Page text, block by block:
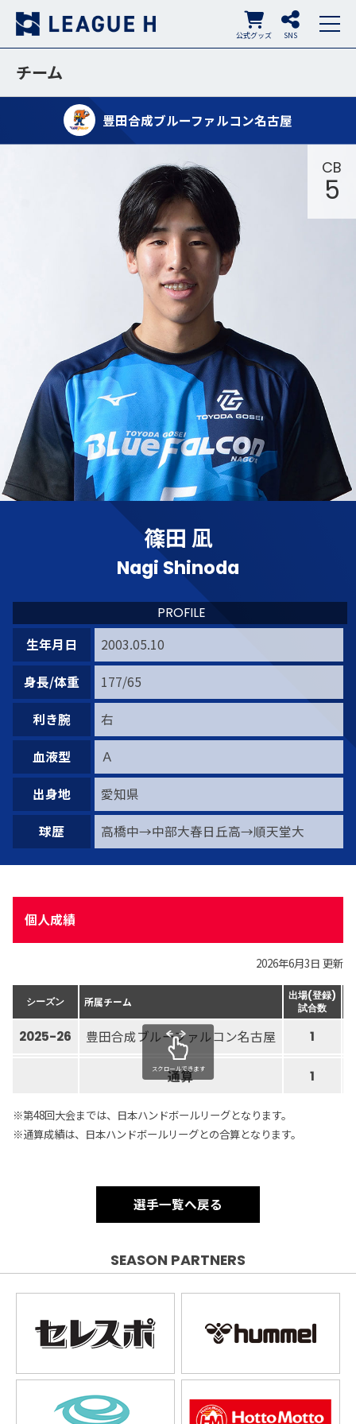
SNS
公式グッズ
チーム
豊田合成ブルーファルコン名古屋
篠田 凪
Nagi Shinoda
CB
5
生年月日 2003.05.10
身長/体重 177/65
利き腕 右
血液型 Ａ
出身地 愛知県
球歴 高橋中→中部大春日丘高→順天堂大
PROFILE
個人成績
2026年6月3日 更新
シーズン 所属チーム
出場(登録)
試合数
2025-26 豊田合成ブルーファルコン名古屋 1
通算 1
スクロールできます
※第48回大会までは、日本ハンドボールリーグとなります。
※通算成績は、日本ハンドボールリーグとの合算となります。
選手一覧へ戻る
SEASON PARTNERS